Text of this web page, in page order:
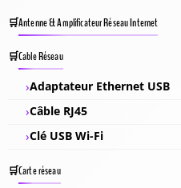
Antenne & Amplificateur Réseau Internet
Cable Réseau
Adaptateur Ethernet USB
Câble RJ45
Clé USB Wi-Fi
Carte réseau